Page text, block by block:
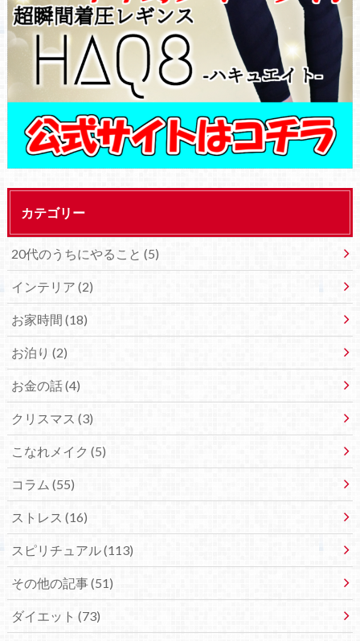
カテゴリー
20代のうちにやること (5)
インテリア (2)
お家時間 (18)
お泊り (2)
お金の話 (4)
クリスマス (3)
こなれメイク (5)
コラム (55)
ストレス (16)
スピリチュアル (113)
その他の記事 (51)
ダイエット (73)